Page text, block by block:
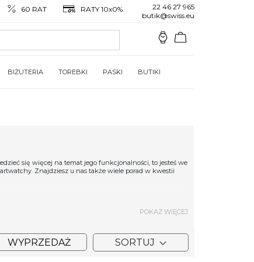
60 RAT RATY 10x0%
22 46 27 965
butik@swiss.eu
BIŻUTERIA TOREBKI PASKI BUTIKI
się więcej na temat jego funkcjonalności, to jesteś we
Znajdziesz u nas także wiele porad w kwestii
aktywnym fizycznie, dziś stanowią nieocenione wsparcie
POKAŻ WIĘCEJ
SORTUJ
WYPRZEDAŻ